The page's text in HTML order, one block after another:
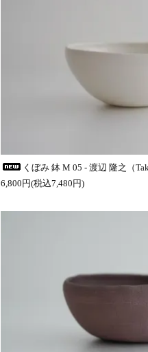
くぼみ 鉢 M 05 - 渡辺 隆之（
6,800円(税込7,480円)